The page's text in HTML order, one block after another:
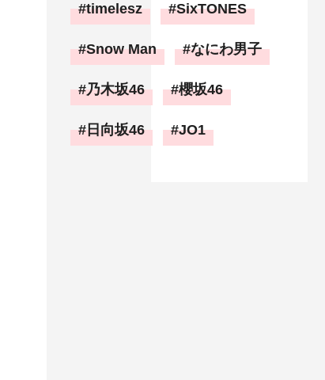
timelesz SixTONES
Snow Man なにわ男子
乃木坂46 櫻坂46
日向坂46 JO1